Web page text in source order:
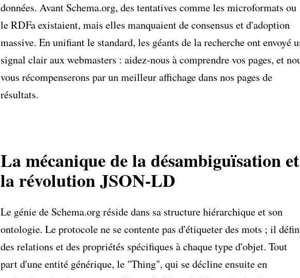
données. Avant Schema.org, des tentatives comme les microformats ou
le RDFa existaient, mais elles manquaient de consensus et d'adoption
massive. En unifiant le standard, les géants de la recherche ont envoyé
signal clair aux webmasters : aidez-nous à comprendre vos pages, et
vous récompenserons par un meilleur affichage dans nos pages de
résultats.
La mécanique de la désambiguïsation et
la révolution JSON-LD
Le génie de Schema.org réside dans sa structure hiérarchique et son
ontologie. Le protocole ne se contente pas d'étiqueter des mots ; il
des relations et des propriétés spécifiques à chaque type d'objet. Tout
part d'une entité générique, le "Thing", qui se décline ensuite en